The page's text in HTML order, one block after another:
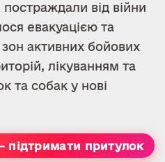
від війни
евакуацією та
активних бойових
лікуванням та
та собак у нові
підтримати притулок